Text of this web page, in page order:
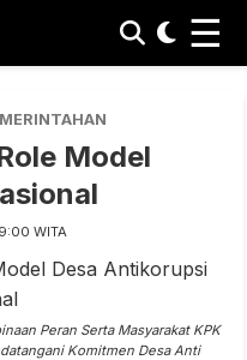
☰
Model
WITA
Peran Serta Masyarakat KPK
Komitmen Desa Anti